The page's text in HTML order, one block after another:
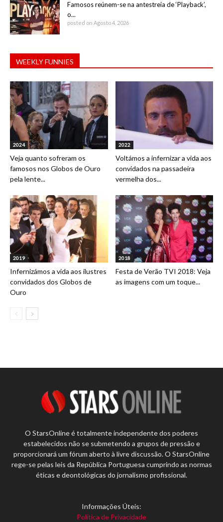
Famosos reúnem-se na antestreia de ‘Playback’,
o...
posted on Agosto 4, 2026
WEEKLY FUNNIES
2024
Veja quanto sofreram os
famosos nos Globos de Ouro
pela lente...
2022
Voltámos a infernizar a vida aos
convidados na passadeira
vermelha dos...
2019
Infernizámos a vida aos ilustres
convidados dos Globos de
Ouro
2018
Festa de Verão TVI 2018: Veja
as imagens com um toque...
O StarsOnline é totalmente independente dos poderes
estabelecidos não se submetendo a grupos de pressão e
proporcionará um fórum aberto à livre discussão. O StarsOnline
rege-se pelas leis da República Portuguesa cumprindo as normas
éticas e deontológicas do jornalismo profissional.
Informações Úteis:
Política de Privacidade